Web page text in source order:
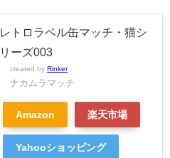
レトロラベル缶マッチ・猫シ
リーズ003
created by Rinker
ナカムラマッチ
Amazon 楽天市場
Yahooショッピング